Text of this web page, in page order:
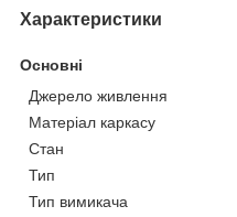
Характеристики
Основні
Джерело живлення
Матеріал каркасу
Стан
Тип
Тип вимикача